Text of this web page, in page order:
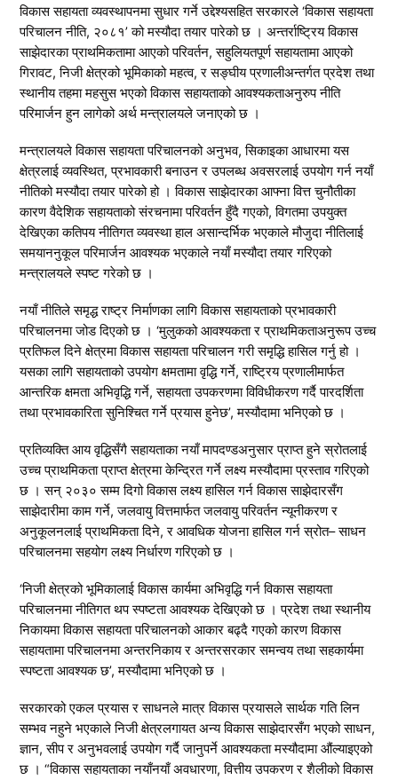
विकास सहायता व्यवस्थापनमा सुधार गर्ने उद्देश्यसहित सरकारले ‘विकास सहायता
परिचालन नीति, २०८१’ को मस्यौदा तयार पारेको छ । अन्तर्राष्ट्रिय विकास
साझेदारका प्राथमिकतामा आएको परिवर्तन, सहुलियतपूर्ण सहायतामा आएको
गिरावट, निजी क्षेत्रको भूमिकाको महत्व, र सङ्घीय प्रणालीअन्तर्गत प्रदेश तथा
स्थानीय तहमा महसुस भएको विकास सहायताको आवश्यकताअनुरुप नीति
परिमार्जन हुन लागेको अर्थ मन्त्रालयले जनाएको छ ।
मन्त्रालयले विकास सहायता परिचालनको अनुभव, सिकाइका आधारमा यस
क्षेत्रलाई व्यवस्थित, प्रभावकारी बनाउन र उपलब्ध अवसरलाई उपयोग गर्न नयाँ
नीतिको मस्यौदा तयार पारेको हो । विकास साझेदारका आफ्ना वित्त चुनौतीका
कारण वैदेशिक सहायताको संरचनामा परिवर्तन हुँदै गएको, विगतमा उपयुक्त
देखिएका कतिपय नीतिगत व्यवस्था हाल असान्दर्भिक भएकाले मौजुदा नीतिलाई
समयाननुकूल परिमार्जन आवश्यक भएकाले नयाँ मस्यौदा तयार गरिएको
मन्त्रालयले स्पष्ट गरेको छ ।
नयाँ नीतिले समृद्ध राष्ट्र निर्माणका लागि विकास सहायताको प्रभावकारी
परिचालनमा जोड दिएको छ । ‘मुलुकको आवश्यकता र प्राथमिकताअनुरूप उच्च
प्रतिफल दिने क्षेत्रमा विकास सहायता परिचालन गरी समृद्धि हासिल गर्नु हो ।
यसका लागि सहायताको उपयोग क्षमतामा वृद्धि गर्ने, राष्ट्रिय प्रणालीमार्फत
आन्तरिक क्षमता अभिवृद्धि गर्ने, सहायता उपकरणमा विविधीकरण गर्दै पारदर्शिता
तथा प्रभावकारिता सुनिश्चित गर्ने प्रयास हुनेछ’, मस्यौदामा भनिएको छ ।
प्रतिव्यक्ति आय वृद्धिसँगै सहायताका नयाँ मापदण्डअनुसार प्राप्त हुने स्रोतलाई
उच्च प्राथमिकता प्राप्त क्षेत्रमा केन्द्रित गर्ने लक्ष्य मस्यौदामा प्रस्ताव गरिएको
छ । सन् २०३० सम्म दिगो विकास लक्ष्य हासिल गर्न विकास साझेदारसँग
साझेदारीमा काम गर्ने, जलवायु वित्तमार्फत जलवायु परिवर्तन न्यूनीकरण र
अनुकूलनलाई प्राथमिकता दिने, र आवधिक योजना हासिल गर्न स्रोत– साधन
परिचालनमा सहयोग लक्ष्य निर्धारण गरिएको छ ।
‘निजी क्षेत्रको भूमिकालाई विकास कार्यमा अभिवृद्धि गर्न विकास सहायता
परिचालनमा नीतिगत थप स्पष्टता आवश्यक देखिएको छ । प्रदेश तथा स्थानीय
निकायमा विकास सहायता परिचालनको आकार बढ्दै गएको कारण विकास
सहायतामा परिचालनमा अन्तरनिकाय र अन्तरसरकार समन्वय तथा सहकार्यमा
स्पष्टता आवश्यक छ’, मस्यौदामा भनिएको छ ।
सरकारको एकल प्रयास र साधनले मात्र विकास प्रयासले सार्थक गति लिन
सम्भव नहुने भएकाले निजी क्षेत्रलगायत अन्य विकास साझेदारसँग भएको साधन,
ज्ञान, सीप र अनुभवलाई उपयोग गर्दै जानुपर्ने आवश्यकता मस्यौदामा औंल्याइएको
छ । “विकास सहायताका नयाँनयाँ अवधारणा, वित्तीय उपकरण र शैलीको विकास